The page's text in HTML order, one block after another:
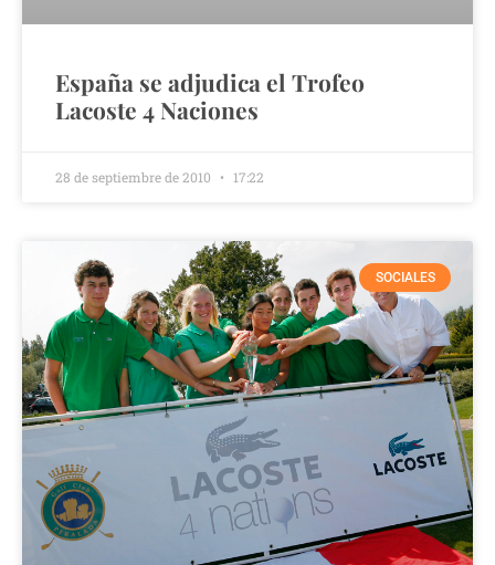
España se adjudica el Trofeo
Lacoste 4 Naciones
28 de septiembre de 2010 17:22
SOCIALES